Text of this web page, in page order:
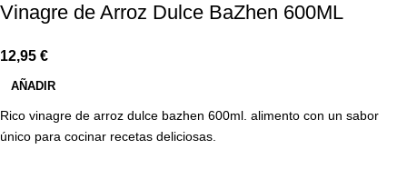
Vinagre de Arroz Dulce BaZhen 600ML
12,95 €
AÑADIR
Rico vinagre de arroz dulce bazhen 600ml. alimento con un sabor
único para cocinar recetas deliciosas.